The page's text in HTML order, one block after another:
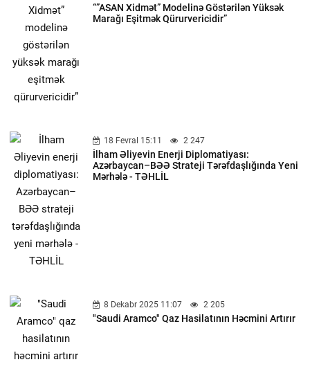
“”ASAN Xidmət” Modelinə Göstərilən Yüksək
Marağı Eşitmək Qürurvericidir”
18 Fevral 15:11 2 247
İlham Əliyevin Enerji Diplomatiyası:
Azərbaycan–BƏƏ Strateji Tərəfdaşlığında Yeni
Mərhələ - TƏHLİL
8 Dekabr 2025 11:07 2 205
"Saudi Aramco" Qaz Hasilatının Həcmini Artırır